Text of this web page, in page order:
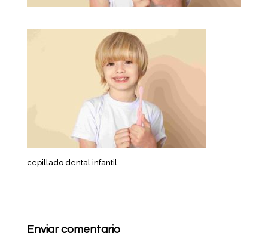
cepillado dental infantil
Enviar comentario